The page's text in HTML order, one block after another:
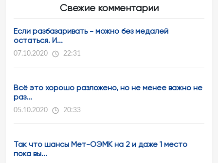
Свежие комментарии
Если разбазаривать - можно без медалей
остаться. И...
07.10.2020 22:31
Всё это хорошо разложено, но не менее важно не
раз...
05.10.2020 20:33
Так что шансы Мет-ОЭМК на 2 и даже 1 место
пока вы...